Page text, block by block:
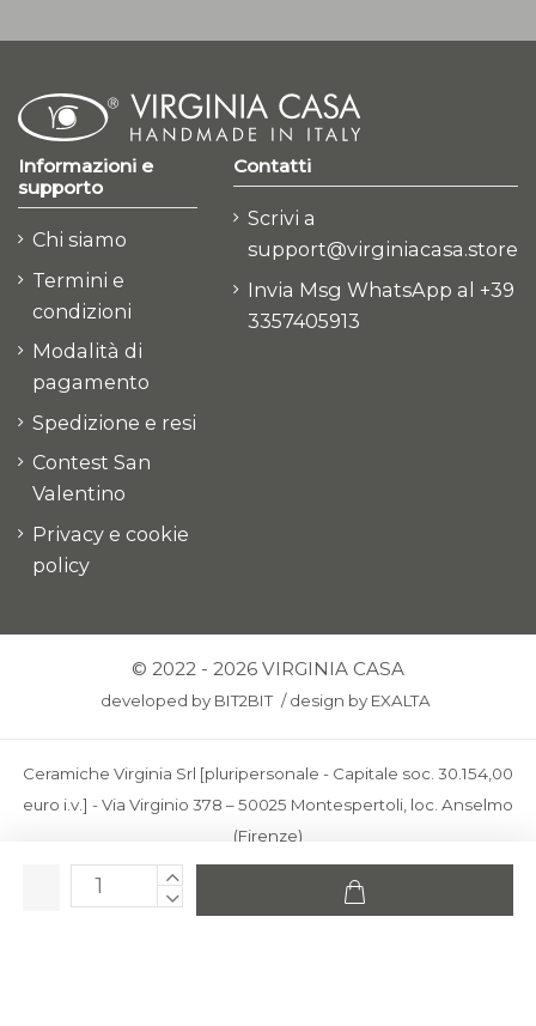
Informazioni e
supporto
Chi siamo
Termini e
condizioni
Modalità di
pagamento
Spedizione e resi
Contest San
Valentino
Privacy e cookie
policy
Contatti
Scrivi a
support@virginiacasa.store
Invia Msg WhatsApp al +39
3357405913
© 2022 - 2026 VIRGINIA CASA
developed by BIT2BIT /design by EXALTA
Ceramiche Virginia Srl [pluripersonale - Capitale soc. 30.154,00
euro i.v.] - Via Virginio 378 – 50025 Montespertoli, loc. Anselmo
(Firenze)
C.F. e P.IVA: IT00436100481 - REA: FI-227733 - PEC:
ceramichevirginia@pec.it